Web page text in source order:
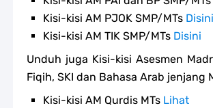
Kisi-kisi AM PJOK SMP/MTs Disini
Kisi-kisi AM TIK SMP/MTs Disini
Unduh juga Kisi-kisi Asesmen
Fiqih, SKI dan Bahasa Arab
Kisi-kisi AM Qurdis MTs Lihat